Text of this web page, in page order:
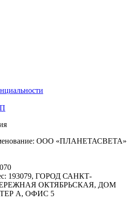
ООО «ПЛАНЕТАСВЕТА»
193079, ГОРОД САНКТ-
ОКТЯБРЬСКАЯ, ДОМ
А, ОФИС 5